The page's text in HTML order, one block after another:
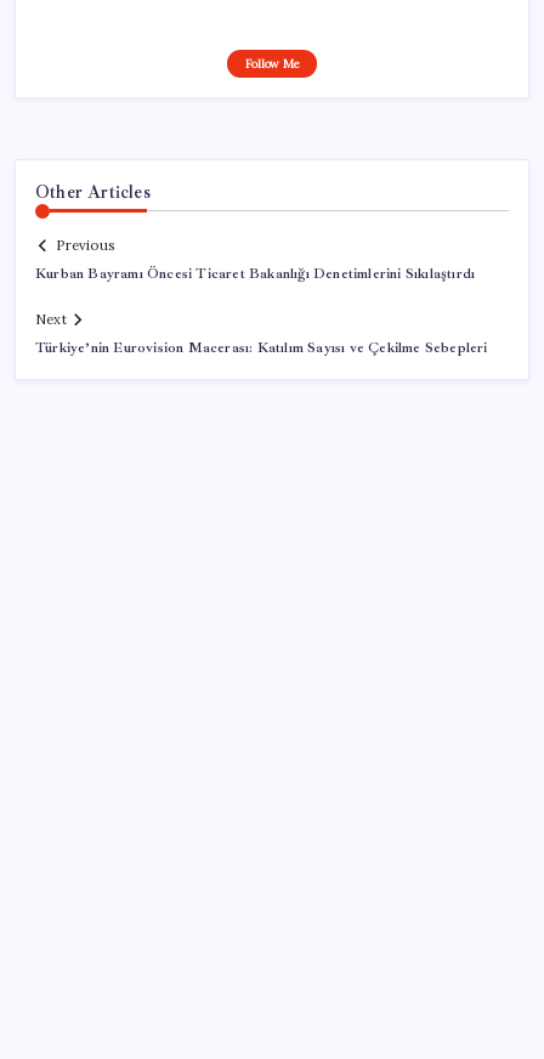
Follow Me
Other Articles
Previous
Kurban Bayramı Öncesi Ticaret Bakanlığı Denetimlerini Sıkılaştırdı
Next
Türkiye’nin Eurovision Macerası: Katılım Sayısı ve Çekilme Sebepleri